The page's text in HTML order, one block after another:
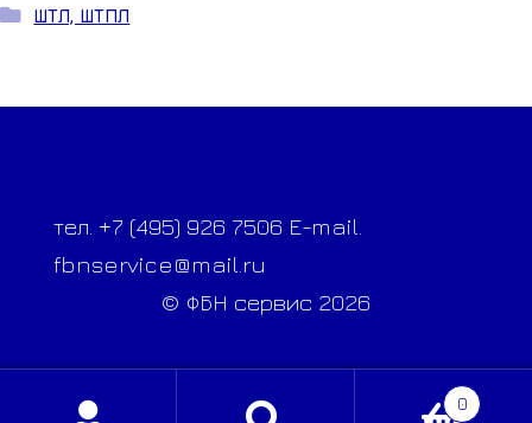
ШТЛ, ШТПЛ
тел. +7 (495) 926 7506 E-mail.
fbnservice@mail.ru
© ФБН сервис 2026
0